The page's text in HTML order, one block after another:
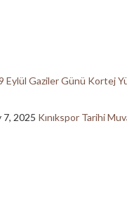
Eylül Gaziler Günü Kortej
7, 2025 Kınıkspor Tarihi